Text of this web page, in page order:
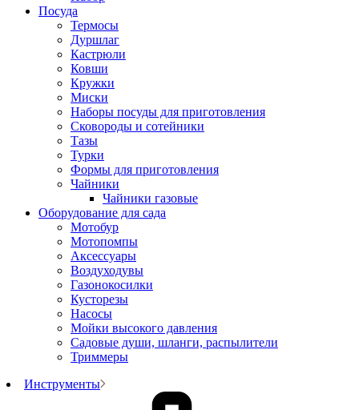
Посуда
Термосы
Дуршлаг
Кастрюли
Ковши
Кружки
Миски
Наборы посуды для приготовления
Сковороды и сотейники
Тазы
Турки
Формы для приготовления
Чайники
Чайники газовые
Оборудование для сада
Мотобур
Мотопомпы
Аксессуары
Воздуходувы
Газонокосилки
Кусторезы
Насосы
Мойки высокого давления
Садовые души, шланги, распылители
Триммеры
Инструменты